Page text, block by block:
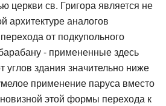
церкви св. Григора является не
аналогов
от подкупольного
- примененные здесь
углов здания значительно ниже
применение паруса вместо
этой формы перехода к